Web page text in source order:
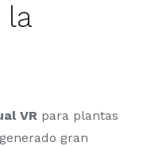
la
VR para plantas
gran